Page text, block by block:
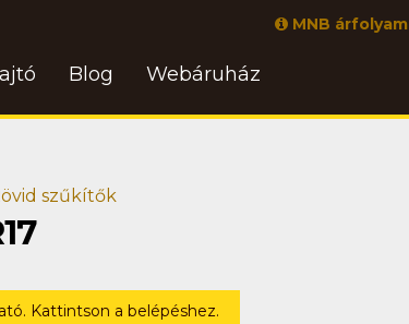
MNB árfolyam
Blog Webáruház
szűkítők
Kattintson a belépéshez.